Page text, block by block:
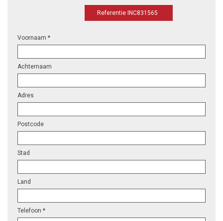
Referentie INC831565
Voornaam *
Achternaam
Adres
Postcode
Stad
Land
Telefoon *